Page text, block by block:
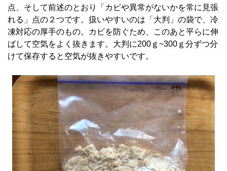
点、そして前述のとおり「カビや異常がないかを常に見張
れる」点の２つです。扱いやすいのは「大判」の袋で、冷
凍対応の厚手のもの。カビを防ぐため、このあと平らに伸
ばして空気をよく抜きます。大判に200ｇ~300ｇ分ずつ分
けて保存すると空気が抜きやすいです。